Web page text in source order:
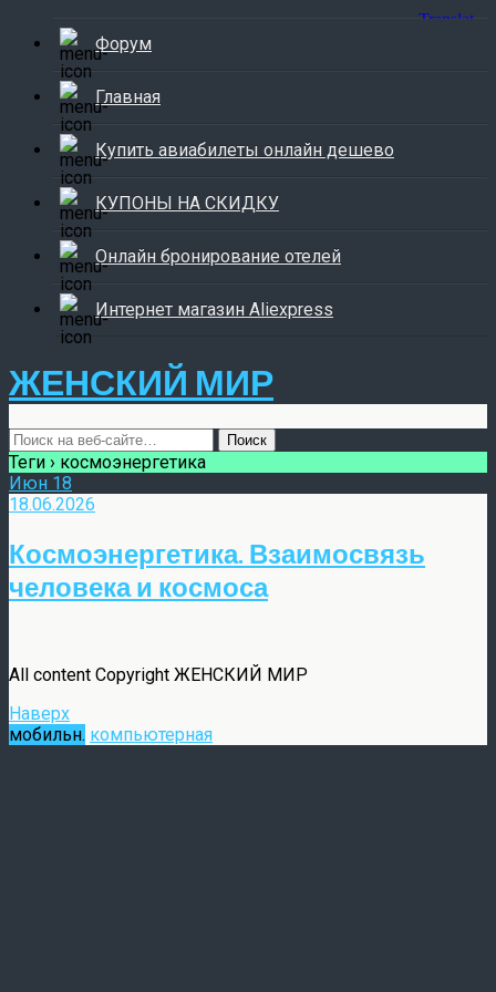
Форум
Главная
Купить авиабилеты онлайн дешево
КУПОНЫ НА СКИДКУ
Онлайн бронирование отелей
Интернет магазин Aliexpress
ЖЕНСКИЙ МИР
Теги › космоэнергетика
Июн 18
18.06.2026
Космоэнергетика. Взаимосвязь
человека и космоса
All content Copyright ЖЕНСКИЙ МИР
Наверх
мобильн. компьютерная